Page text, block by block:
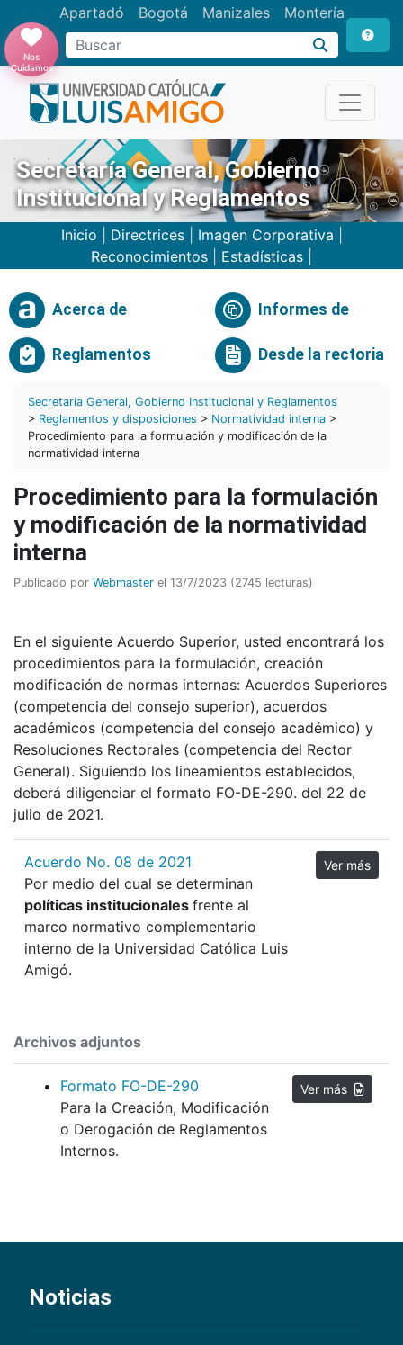
Apartadó Bogotá Manizales Montería
Buscar
Nos
Cuidamos
Secretaría General, Gobierno
Institucional y Reglamentos
Inicio Directrices| Imagen Corporativa
Reconocimientos
Estadísticas
Acerca de Informes de
Reglamentos Desde la rectoria
Secretaría General, Gobierno Institucional y Reglamentos
> Reglamentos y disposiciones > Normatividad interna >
Procedimiento para la formulación y modificación de la
normatividad interna
Procedimiento para la formulación
y modificación de la normatividad
interna
Publicado por Webmaster el 13/7/2023 (2745 lecturas)
En el siguiente Acuerdo Superior, usted encontrará los
procedimientos para la formulación, creación
modificación de normas internas: Acuerdos Superiores
(competencia del consejo superior), acuerdos
académicos (competencia del consejo académico) y
Resoluciones Rectorales (competencia del Rector
General). Siguiendo los lineamientos establecidos,
deberá diligenciar el formato FO-DE-290. del 22 de
julio de 2021.
Acuerdo No. 08 de 2021
Por medio del cual se determinan
políticas institucionales frente al
marco normativo complementario
interno de la Universidad Católica Luis
Amigó.
Ver más
Archivos adjuntos
Formato FO-DE-290
Para la Creación, Modificación
o Derogación de Reglamentos
Internos.
Noticias